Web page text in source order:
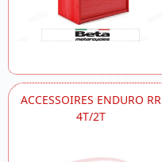
ACCESSOIRES ENDURO RR
4T/2T